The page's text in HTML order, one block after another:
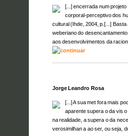
[...] encerrada num
corporal-perceptivo dos
cultural (Ihde, 2004, p.[...]
weberiano do
aos desenvolvimentos da
Jorge Leandro Rosa
[...] A sua met fora mais
aparente supera o da vis
na realidade, a supera o da
verosimilhan a ao ser, ou seja,